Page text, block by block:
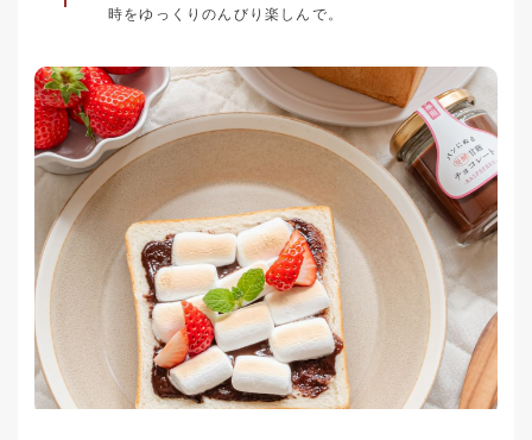
時をゆっくりのんびり楽しんで。